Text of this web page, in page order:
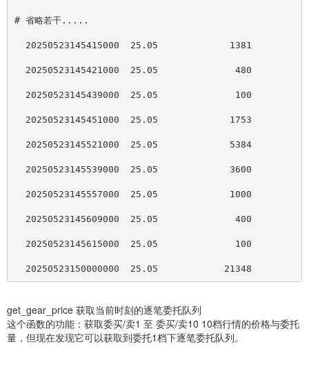
# 省略若干.....
20250523145415000  25.05             1381
20250523145421000  25.05              480
20250523145439000  25.05              100
20250523145451000  25.05             1753
20250523145521000  25.05             5384
20250523145539000  25.05             3600
20250523145557000  25.05             1000
20250523145609000  25.05              400
20250523145615000  25.05              100
20250523150000000  25.05            21348
get_gear_price 获取当前时刻的逐笔委托队列
这个函数的功能：获取委买/卖1 至 委买/卖10 10档行情的价格与委托
量，但现在发现它可以获取到委托1档下逐笔委托队列。